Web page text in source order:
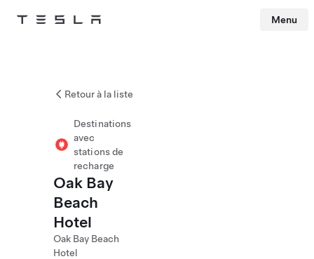
Tesla Menu
Retour à la liste
Destinations
avec
stations de
recharge
Oak Bay
Beach
Hotel
Oak Bay Beach
Hotel